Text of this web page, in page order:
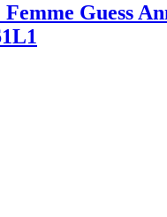
Guess